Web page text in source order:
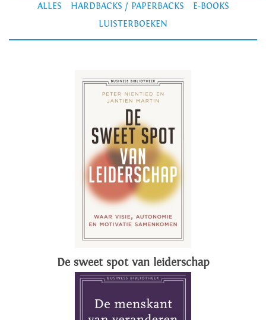
ALLES HARDBACKS / PAPERBACKS
E-BOOKS
LUISTERBOEKEN
De sweet spot van leiderschap